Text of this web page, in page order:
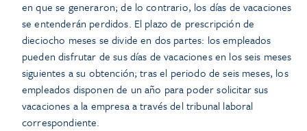
en que se generaron; de lo contrario, los días de vacaciones
se entenderán perdidos. El plazo de prescripción de
dieciocho meses se divide en dos partes: los empleados
pueden disfrutar de sus días de vacaciones en los seis meses
siguientes a su obtención; tras el periodo de seis meses, los
empleados disponen de un año para poder solicitar sus
vacaciones a la empresa a través del tribunal laboral
correspondiente.